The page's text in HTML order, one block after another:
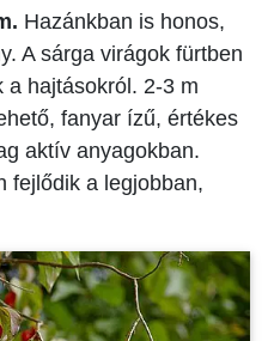
Hazánkban is honos,
A sárga virágok fürtben
a hajtásokról. 2-3 m
fanyar ízű, értékes
aktív anyagokban.
fejlődik a legjobban,